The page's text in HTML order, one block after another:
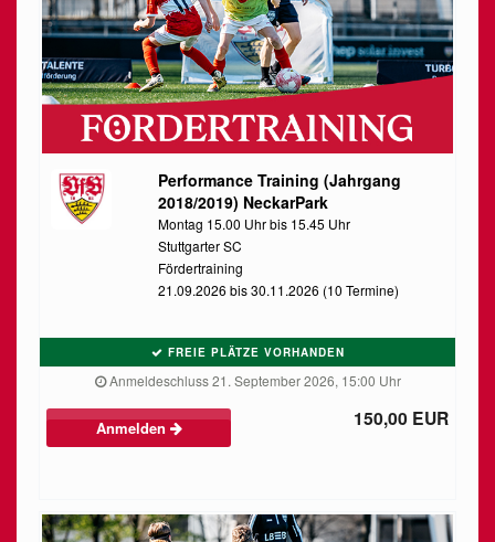
Performance Training (Jahrgang
2018/2019) NeckarPark
Montag 15.00 Uhr bis 15.45 Uhr
Stuttgarter SC
Fördertraining
21.09.2026 bis 30.11.2026 (10 Termine)
FREIE PLÄTZE VORHANDEN
Anmeldeschluss 21. September 2026, 15:00 Uhr
Anmelden 150,00 EUR